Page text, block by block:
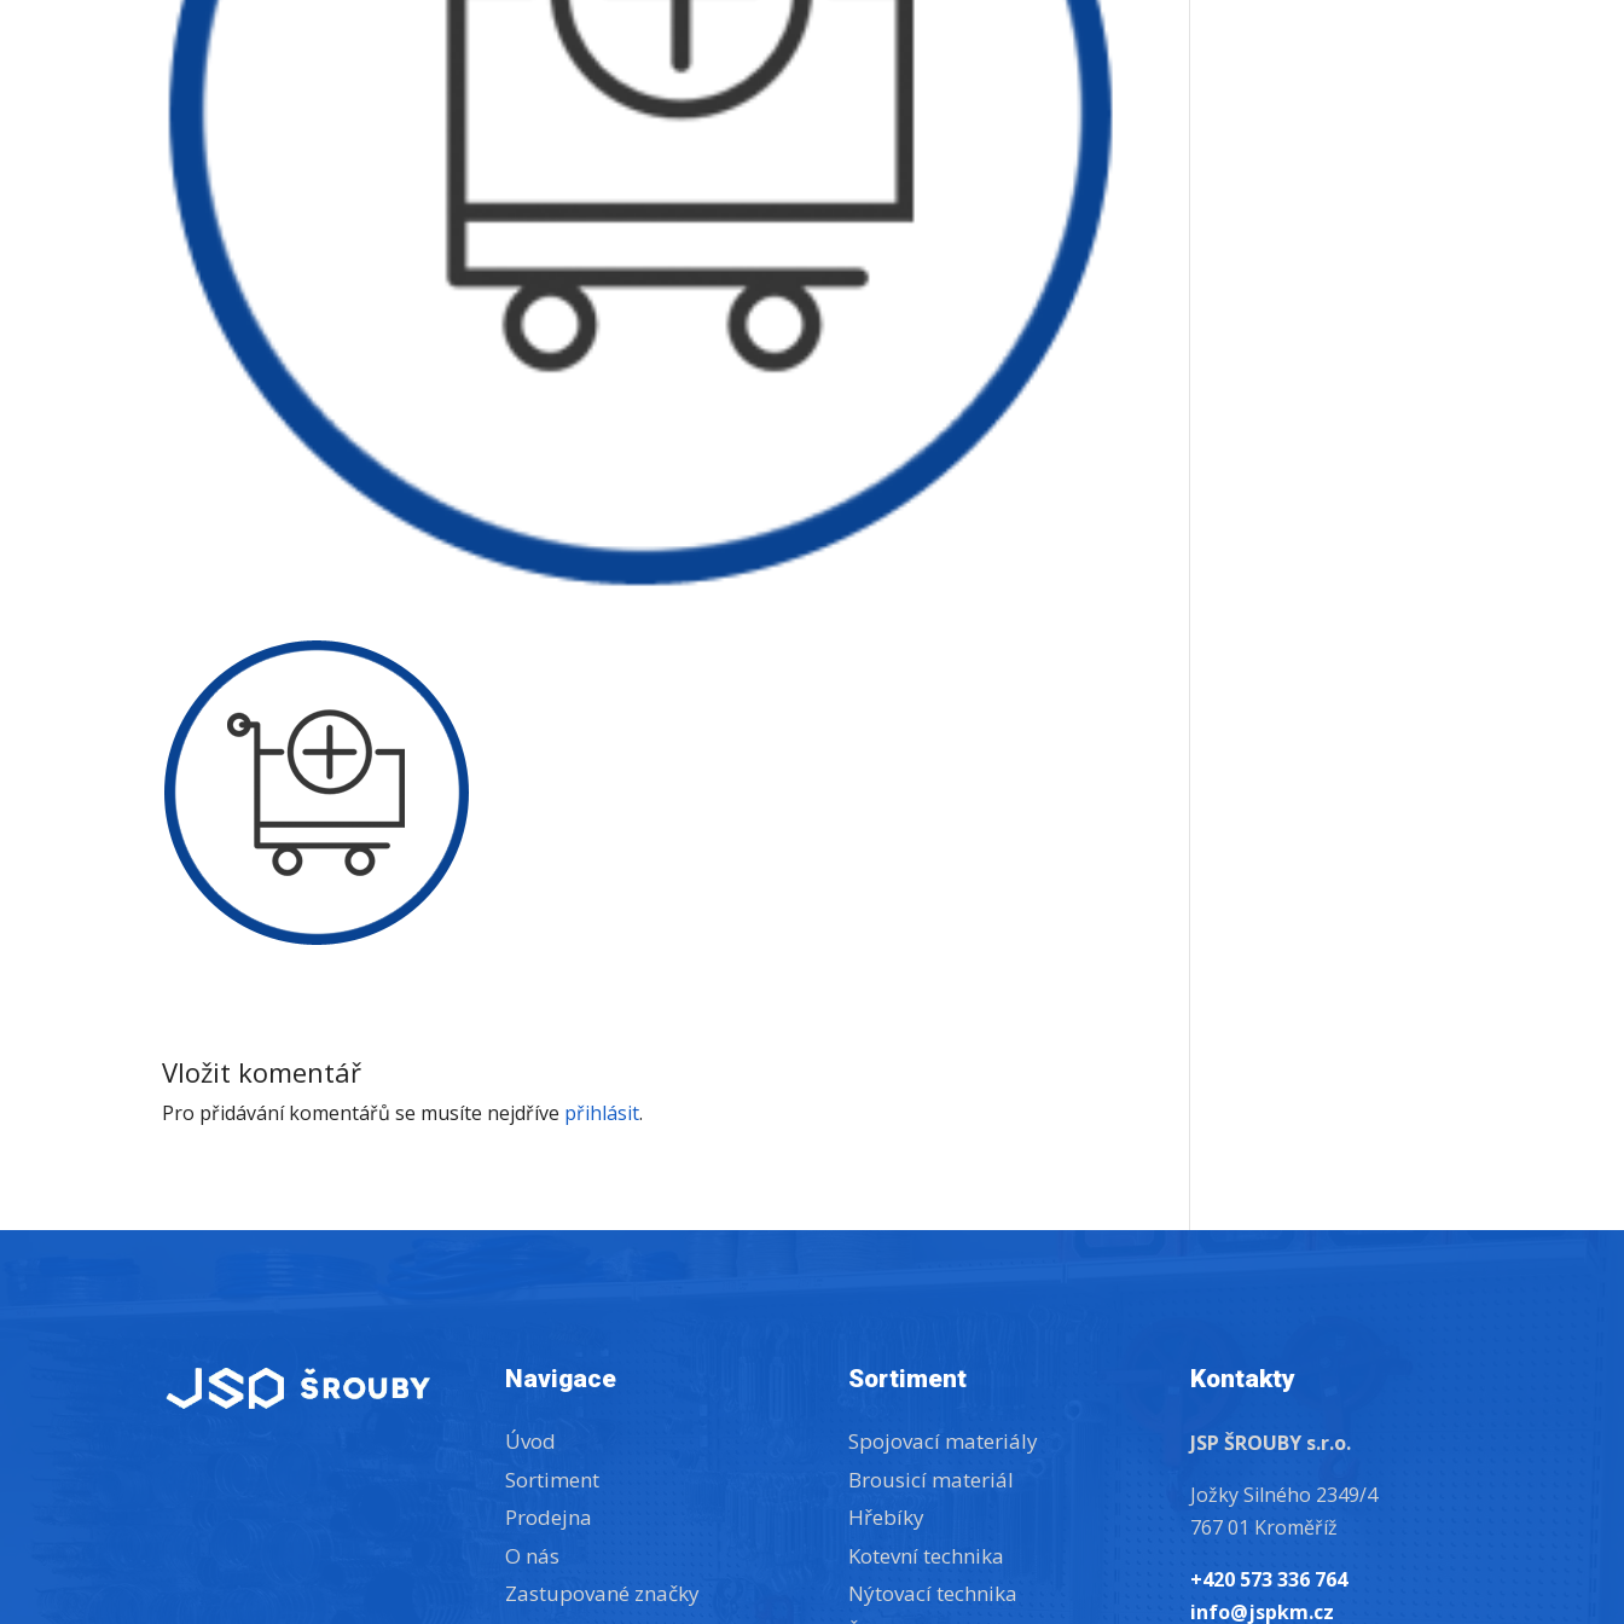
Vložit komentář
Pro přidávání komentářů se musíte nejdříve přihlásit.
Navigace
Úvod
Sortiment
Prodejna
O nás
Zastupované značky
Sortiment
Spojovací materiály
Brousicí materiál
Hřebíky
Kotevní technika
Nýtovací technika
Kontakty
JSP ŠROUBY s.r.o.
Jožky Silného 2349/4
767 01 Kroměříž
+420 573 336 764
info@jspkm.cz